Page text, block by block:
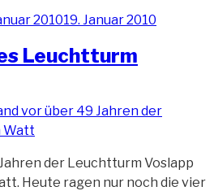
201019. Januar 2010
Leuchtturm
der Leuchtturm Voslapp
Heute ragen nur noch die vier